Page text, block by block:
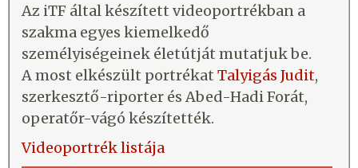
Az iTF által készített videoportrékban a
szakma egyes kiemelkedő
személyiségeinek életútját mutatjuk be.
A most elkészült portrékat Talyigás Judit,
szerkesztő-riporter és Abed-Hadi Forát,
operatőr-vágó készítették.
Videoportrék listája